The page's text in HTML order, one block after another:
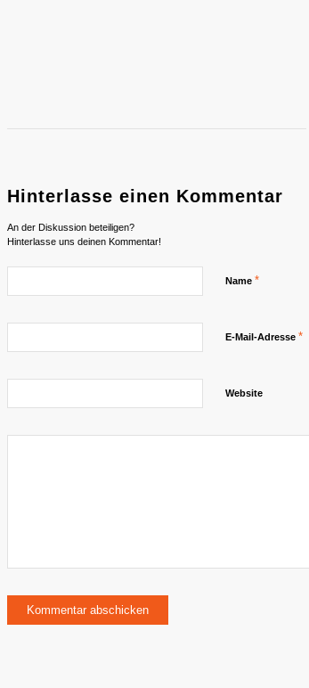
Hinterlasse einen Kommentar
An der Diskussion beteiligen?
Hinterlasse uns deinen Kommentar!
Name *
E-Mail-Adresse *
Website